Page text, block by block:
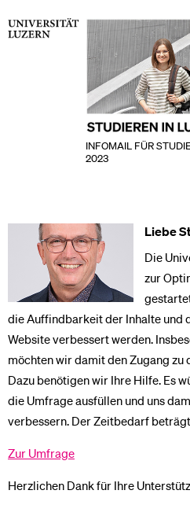
INFOMAIL FÜR
2023
Liebe
Die
zur
die Auffindbarkeit der Inhalte und
Website verbessert werden.
möchten wir damit den Zugang
Dazu benötigen wir Ihre Hilfe. Es
die Umfrage ausfüllen und uns
verbessern. Der Zeitbedarf
Zur Umfrage
Herzlichen Dank für Ihre